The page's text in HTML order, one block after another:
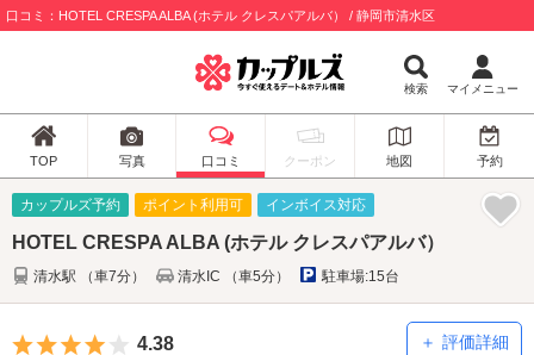
口コミ：HOTEL CRESPA ALBA (ホテル クレスパアルバ） / 静岡市清水区
検索 マイメニュー
TOP 写真 口コミ クーポン 地図 予約
カップルズ予約 ポイント利用可 インボイス対応
HOTEL CRESPA ALBA (ホテル クレスパアルバ）
清水駅 （車7分） 清水IC （車5分） 駐車場:15台
5つ星のうち4
4.38 評価詳細